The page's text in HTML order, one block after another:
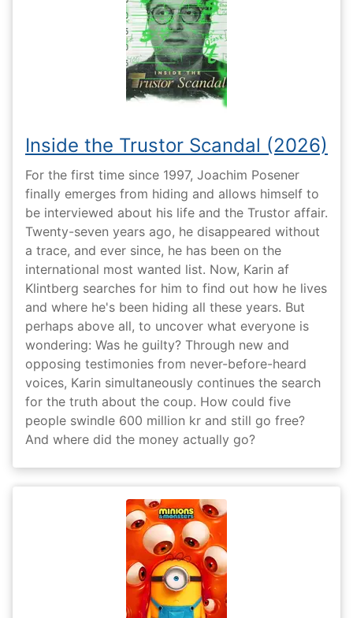
Inside the Trustor Scandal (2026)
For the first time since 1997, Joachim Posener
finally emerges from hiding and allows himself to
be interviewed about his life and the Trustor affair.
Twenty-seven years ago, he disappeared without
a trace, and ever since, he has been on the
international most wanted list. Now, Karin af
Klintberg searches for him to find out how he lives
and where he's been hiding all these years. But
perhaps above all, to uncover what everyone is
wondering: Was he guilty? Through new and
opposing testimonies from never-before-heard
voices, Karin simultaneously continues the search
for the truth about the coup. How could five
people swindle 600 million kr and still go free?
And where did the money actually go?